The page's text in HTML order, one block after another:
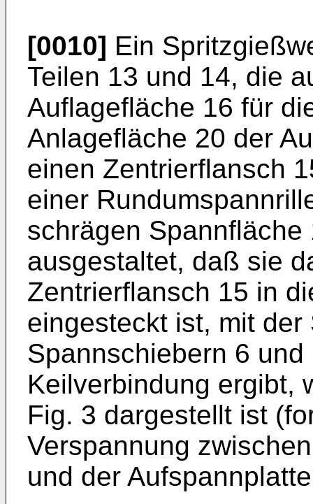
[0010] Ein
Teilen 13 und 14, die
Auflagefläche 16 für
Anlagefläche 20 der
einen Zentrierflansch
einer
schrägen
ausgestaltet, daß sie
Zentrierflansch 15 in
eingesteckt ist, mit
Spannschiebern 6
Keilverbindung ergibt,
Fig. 3 dargestellt ist
Verspannung
und der